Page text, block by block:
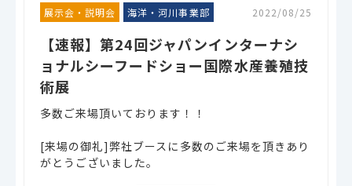
展示会・説明会 海洋・河川事業部 2022/08/25
【速報】第24回ジャパンインターナシ
ョナルシーフードショー国際水産養殖技
術展
多数ご来場頂いております！！
[来場の御礼]弊社ブースに多数のご来場を頂きあり
がとうございました。